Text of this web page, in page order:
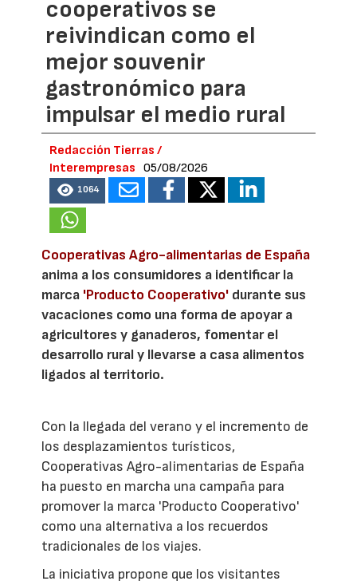
cooperativos se
reivindican como el
mejor souvenir
gastronómico para
impulsar el medio rural
Redacción Tierras /
Interempresas
05/08/2026
1064
Cooperativas Agro-alimentarias de España
anima a los consumidores a identificar la
marca 'Producto Cooperativo' durante sus
vacaciones como una forma de apoyar a
agricultores y ganaderos, fomentar el
desarrollo rural y llevarse a casa alimentos
ligados al territorio.
Con la llegada del verano y el incremento de
los desplazamientos turísticos,
Cooperativas Agro-alimentarias de España
ha puesto en marcha una campaña para
promover la marca 'Producto Cooperativo'
como una alternativa a los recuerdos
tradicionales de los viajes.
La iniciativa propone que los visitantes